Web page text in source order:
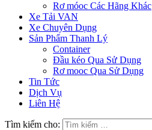
Rơ móoc Các Hãng Khác
Xe Tải VAN
Xe Chuyên Dụng
Sản Phẩm Thanh Lý
Container
Đầu kéo Qua Sử Dụng
Rơ mooc Qua Sử Dụng
Tin Tức
Dịch Vụ
Liên Hệ
Tìm kiếm cho: